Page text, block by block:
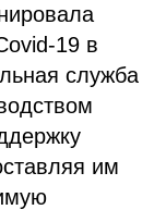
19 в
служба
им